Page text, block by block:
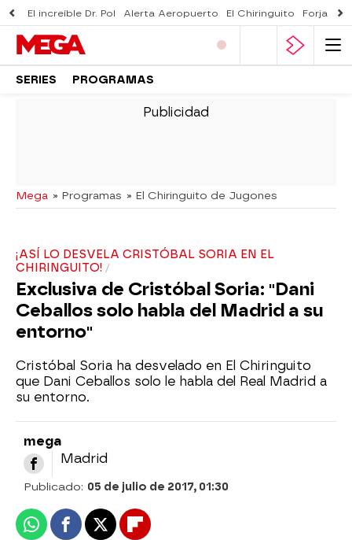
El increíble Dr. Pol Alerta Aeropuerto El Chiringuito Forjado
SERIES PROGRAMAS
Mega » Programas » El Chiringuito de Jugones
¡ASÍ LO DESVELA CRISTÓBAL SORIA EN EL
CHIRINGUITO!
Exclusiva de Cristóbal Soria: "Dani
Ceballos solo habla del Madrid a su
entorno"
Cristóbal Soria ha desvelado en El Chiringuito
que Dani Ceballos solo le habla del Real Madrid a
su entorno.
mega
Madrid
Publicado: 05 de julio de 2017, 01:30
WhatsappFacebook
X Flipboard